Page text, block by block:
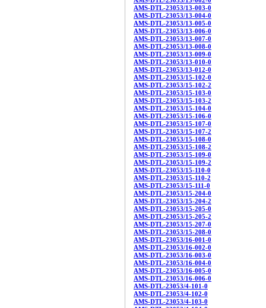
AMS-DTL-23053/13-003-0
AMS-DTL-23053/13-004-0
AMS-DTL-23053/13-005-0
AMS-DTL-23053/13-006-0
AMS-DTL-23053/13-007-0
AMS-DTL-23053/13-008-0
AMS-DTL-23053/13-009-0
AMS-DTL-23053/13-010-0
AMS-DTL-23053/13-012-0
AMS-DTL-23053/15-102-0
AMS-DTL-23053/15-102-2
AMS-DTL-23053/15-103-0
AMS-DTL-23053/15-103-2
AMS-DTL-23053/15-104-0
AMS-DTL-23053/15-106-0
AMS-DTL-23053/15-107-0
AMS-DTL-23053/15-107-2
AMS-DTL-23053/15-108-0
AMS-DTL-23053/15-108-2
AMS-DTL-23053/15-109-0
AMS-DTL-23053/15-109-2
AMS-DTL-23053/15-110-0
AMS-DTL-23053/15-110-2
AMS-DTL-23053/15-111-0
AMS-DTL-23053/15-204-0
AMS-DTL-23053/15-204-2
AMS-DTL-23053/15-205-0
AMS-DTL-23053/15-205-2
AMS-DTL-23053/15-207-0
AMS-DTL-23053/15-208-0
AMS-DTL-23053/16-001-0
AMS-DTL-23053/16-002-0
AMS-DTL-23053/16-003-0
AMS-DTL-23053/16-004-0
AMS-DTL-23053/16-005-0
AMS-DTL-23053/16-006-0
AMS-DTL-23053/4-101-0
AMS-DTL-23053/4-102-0
AMS-DTL-23053/4-103-0